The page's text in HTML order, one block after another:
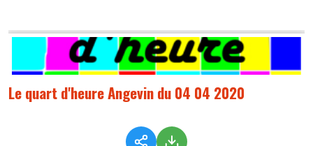
Le quart d'heure Angevin du 04 04 2020